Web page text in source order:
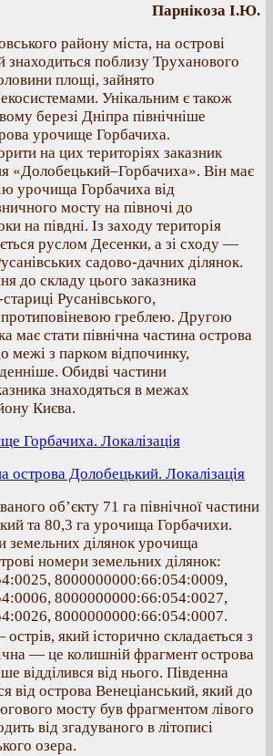
Парнікоза І.Ю.
району міста, на острові
знаходиться поблизу Труханового
площі, зайнято
Унікальним є також
березі Дніпра північніше
урочище Горбачиха.
на цих територіях заказник
«Долобецький–Горбачиха». Він має
урочища Горбачиха від
мосту на півночі до
на півдні. Із заходу територія
руслом Десенки, а зі сходу —
садово-дачних ділянок.
до складу цього заказника
Русанівського,
греблею. Другою
має стати північна частина острова
межі з парком відпочинку,
Обидві частини
знаходяться в межах
Києва.
Горбачиха. Локалізація
острова Долобецький. Локалізація
об’єкту 71 га північної частини
та 80,3 га урочища Горбачихи.
земельних ділянок урочища
номери земельних ділянок:
8000000000:66:054:0009,
8000000000:66:054:0027,
8000000000:66:054:0007.
який історично складається з
— це колишній фрагмент острова
відділився від нього. Південна
від острова Венеціанський, який до
мосту був фрагментом лівого
від згадуваного в літописі
озера.